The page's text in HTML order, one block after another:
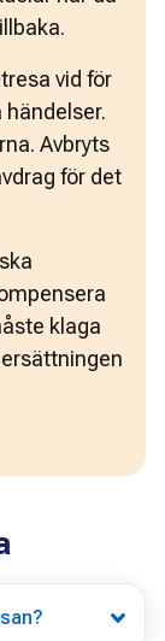
vid för
Avbryts
för det
klaga